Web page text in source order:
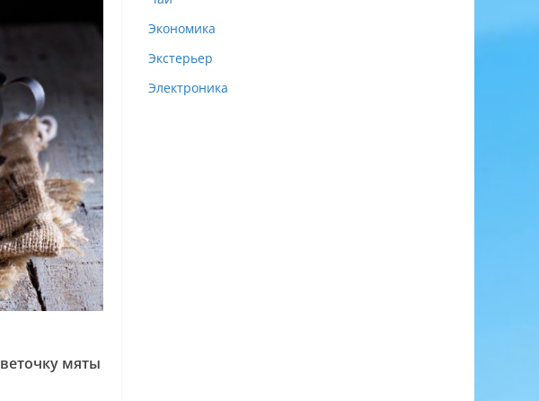
веточку мяты
Экономика
Экстерьер
Электроника